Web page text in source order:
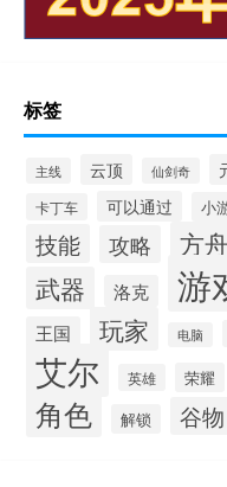
标签
主线 云顶 仙剑奇
卡丁车 可以通过 小
技能 攻略 方舟
武器 洛克 游
王国 玩家 电脑
艾尔 英雄 荣耀
角色 解锁 谷物